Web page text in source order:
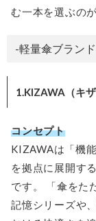
む一本を選ぶの
-軽量傘ブラン
1.KIZAWA（キザ
コンセプト
KIZAWAは「機
を拠点に展開す
です。 「傘をた
記憶シリーズや